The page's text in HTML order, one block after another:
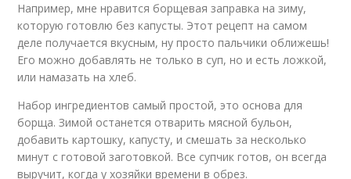
Например, мне нравится борщевая заправка на зиму,
которую готовлю без капусты. Этот рецепт на самом
деле получается вкусным, ну просто пальчики оближешь!
Его можно добавлять не только в суп, но и есть ложкой,
или намазать на хлеб.
Набор ингредиентов самый простой, это основа для
борща. Зимой останется отварить мясной бульон,
добавить картошку, капусту, и смешать за несколько
минут с готовой заготовкой. Все супчик готов, он всегда
выручит, когда у хозяйки времени в обрез.